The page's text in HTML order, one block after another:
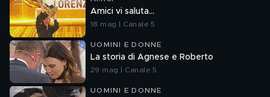
Amici vi saluta...
18 mag | Canale 5
UOMINI E DONNE
La storia di Agnese e Roberto
29 mag | Canale 5
UOMINI E DONNE